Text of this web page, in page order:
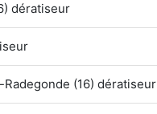
dératiseur
(16) dératiseur